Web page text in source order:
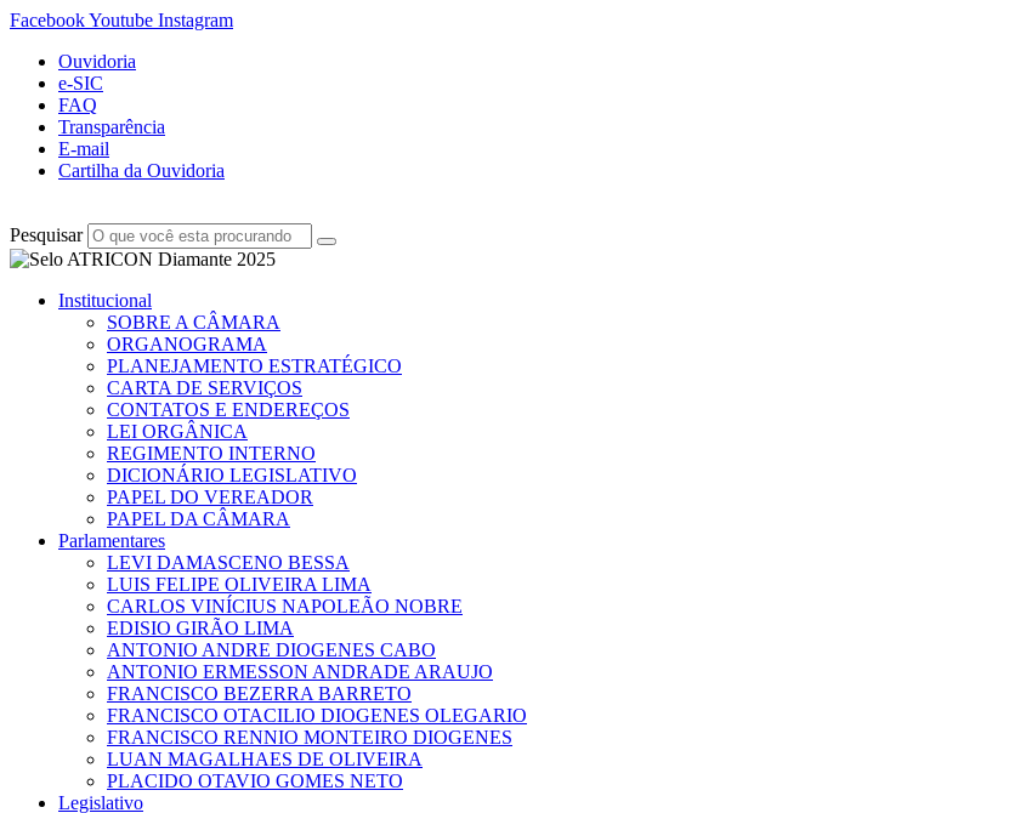
FacebookYoutube Instagram
Ouvidoria
e-SIC
FAQ
Transparência
E-mail
Cartilha da Ouvidoria
Pesquisar
Institucional
SOBRE A CÂMARA
ORGANOGRAMA
PLANEJAMENTO ESTRATÉGICO
CARTA DE SERVIÇOS
CONTATOS E ENDEREÇOS
LEI ORGÂNICA
REGIMENTO INTERNO
DICIONÁRIO LEGISLATIVO
PAPEL DO VEREADOR
PAPEL DA CÂMARA
Parlamentares
LEVI DAMASCENO BESSA
LUIS FELIPE OLIVEIRA LIMA
CARLOS VINÍCIUS NAPOLEÃO NOBRE
EDISIO GIRÃO LIMA
ANTONIO ANDRE DIOGENES CABO
ANTONIO ERMESSON ANDRADE ARAUJO
FRANCISCO BEZERRA BARRETO
FRANCISCO OTACILIO DIOGENES OLEGARIO
FRANCISCO RENNIO MONTEIRO DIOGENES
LUAN MAGALHAES DE OLIVEIRA
PLACIDO OTAVIO GOMES NETO
Legislativo